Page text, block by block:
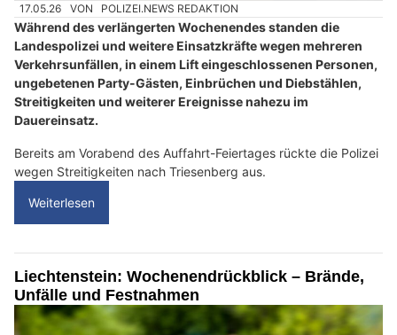
17.05.26 VON POLIZEI.NEWS REDAKTION
Während des verlängerten Wochenendes standen die
Landespolizei und weitere Einsatzkräfte wegen mehreren
Verkehrsunfällen, in einem Lift eingeschlossenen Personen,
ungebetenen Party-Gästen, Einbrüchen und Diebstählen,
Streitigkeiten und weiterer Ereignisse nahezu im
Dauereinsatz.
Bereits am Vorabend des Auffahrt-Feiertages rückte die Polizei
wegen Streitigkeiten nach Triesenberg aus.
Weiterlesen
Liechtenstein: Wochenendrückblick – Brände,
Unfälle und Festnahmen